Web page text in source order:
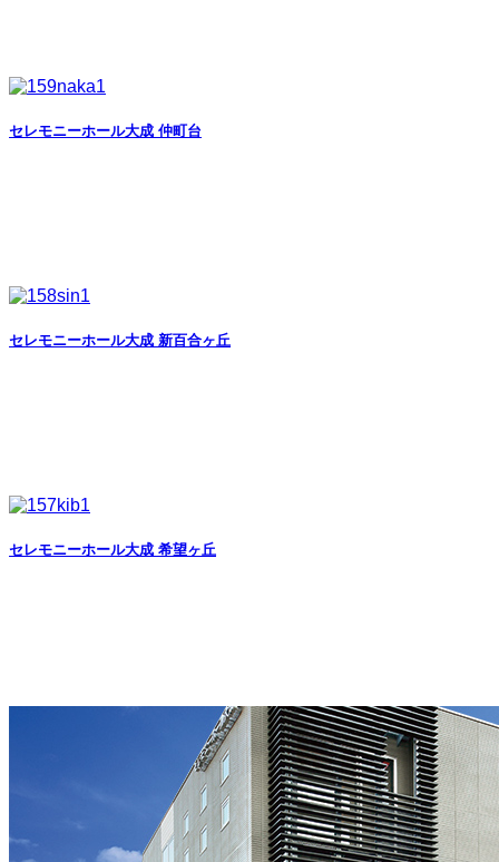
セレモニーホール大成 仲町台
セレモニーホール大成 新百合ヶ丘
セレモニーホール大成 希望ヶ丘